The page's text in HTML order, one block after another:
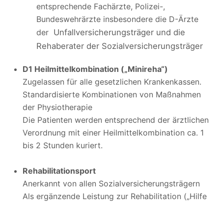
entsprechende Fachärzte, Polizei-,
Bundeswehrärzte insbesondere die D-Ärzte
der Unfallversicherungsträger und die
Rehaberater der Sozialversicherungsträger
D1 Heilmittelkombination („Minireha“)
Zugelassen für alle gesetzlichen Krankenkassen.
Standardisierte Kombinationen von Maßnahmen
der Physiotherapie
Die Patienten werden entsprechend der ärztlichen
Verordnung mit einer Heilmittelkombination ca. 1
bis 2 Stunden kuriert.
Rehabilitationsport
Anerkannt von allen Sozialversicherungsträgern
Als ergänzende Leistung zur Rehabilitation („Hilfe